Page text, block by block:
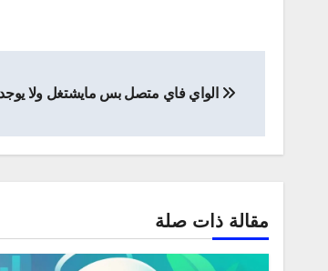
المقالات
الواي فاي متصل بس مايشتغل ولا يوجد
مقالة ذات صلة